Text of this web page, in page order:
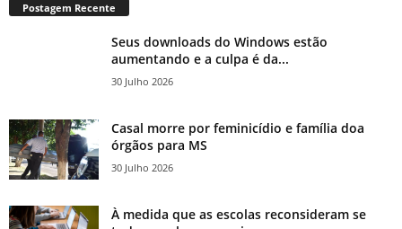
Postagem Recente
Seus downloads do Windows estão
aumentando e a culpa é da...
30 Julho 2026
Casal morre por feminicídio e família doa
órgãos para MS
30 Julho 2026
À medida que as escolas reconsideram se